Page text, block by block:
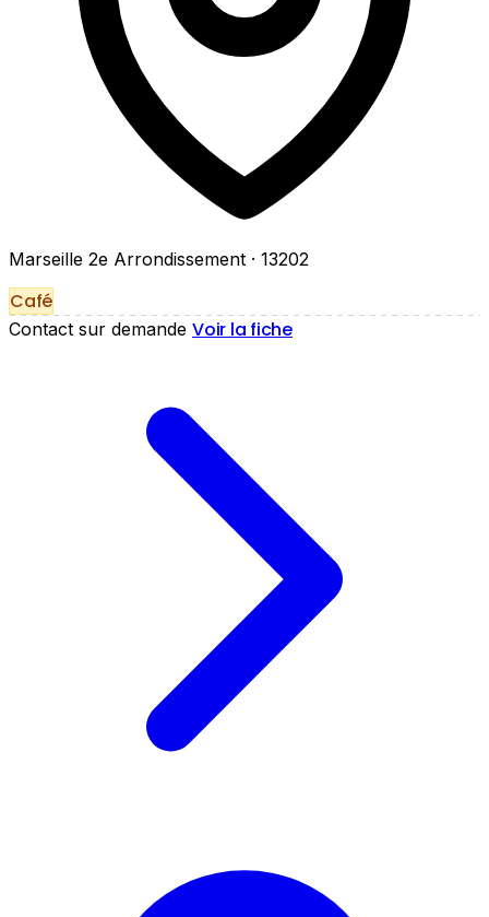
Marseille 2e Arrondissement · 13202
Café
Contact sur demande Voir la fiche